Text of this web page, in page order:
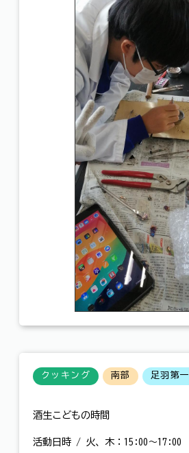
クッキング 南部 足羽第一
酒生こどもの時間
活動日時 / 火、木：15:00～17:00